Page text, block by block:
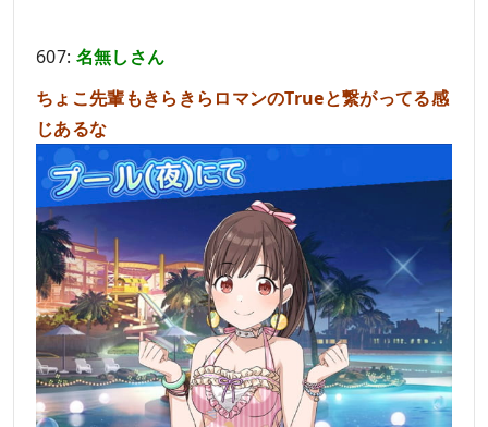
607: 名無しさん
ちょこ先輩もきらきらロマンのTrueと繋がってる感
じあるな